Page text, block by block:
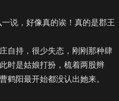
说，好像真的诶！真的是郡王
持，很少失态，刚刚那种肆
时是姑娘打扮，梳着两股辫
鹤阳最开始都没认出她来。